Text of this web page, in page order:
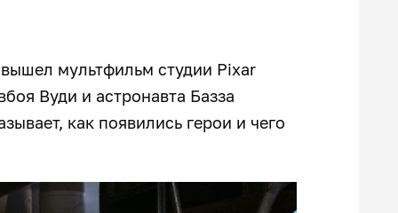
мультфильм студии Pixar
Вуди и астронавта Базза
как появились герои и чего